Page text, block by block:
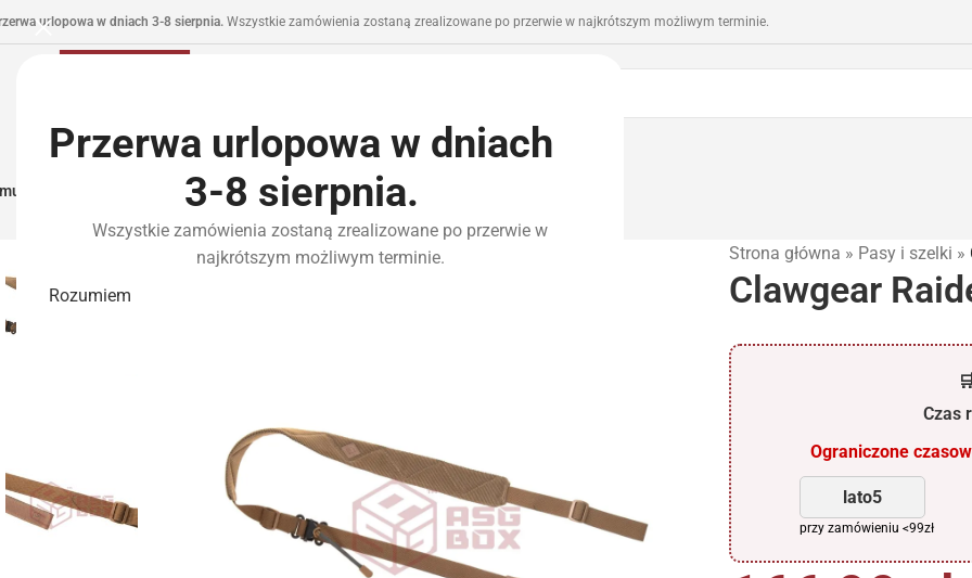
Przerwa urlopowa w dniach
3-8 sierpnia.
Wszystkie zamówienia zostaną zrealizowane po przerwie w
najkrótszym możliwym terminie.
Rozumiem
urlopowa w dniach 3-8 sierpnia. Wszystkie zamówienia zostaną zrealizowane po przerwie w najkrótszym możliwym terminie.
I Zasilanie Części I Tuning HPAWyposażenie Taktyczne
Strona główna » Pasy i szelki »
Clawgear
Czas
Ograniczone
lato5
przy zamówieniu <99zł